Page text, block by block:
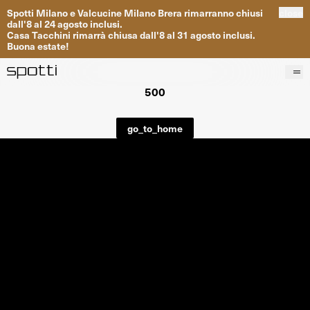
Spotti MilanoeValcucine Milano Brera rimarrannochiusi
dall'8al 24agosto inclusi.
Casa Tacchini rimarrà chiusa dall'8al 31 agosto inclusi.
Buona estate!
Progetti
500
go_to_home